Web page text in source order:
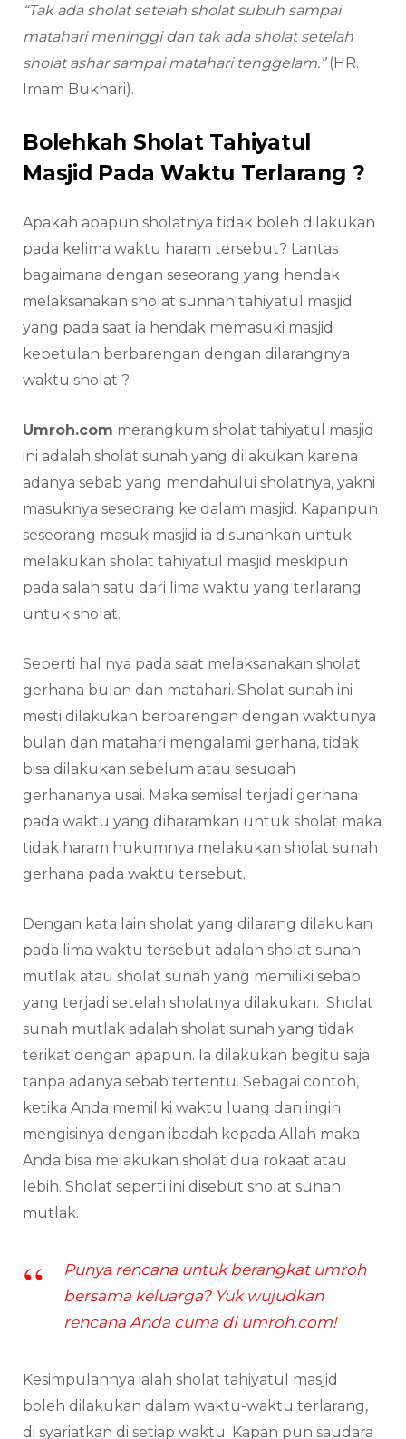
“Tak ada sholat setelah sholat subuh sampai
matahari meninggi dan tak ada sholat setelah
sholat ashar sampai matahari tenggelam.”(HR.
Imam Bukhari).
Bolehkah Sholat Tahiyatul
Masjid Pada Waktu Terlarang ?
Apakah apapun sholatnya tidak boleh dilakukan
pada kelima waktu haram tersebut? Lantas
bagaimana dengan seseorang yang hendak
melaksanakan sholat sunnah tahiyatul masjid
yang pada saat ia hendak memasuki masjid
kebetulan berbarengan dengan dilarangnya
waktu sholat ?
Umroh.com merangkum sholat tahiyatul masjid
ini adalah sholat sunah yang dilakukan karena
adanya sebab yang mendahului sholatnya, yakni
masuknya seseorang ke dalam masjid. Kapanpun
seseorang masuk masjid ia disunahkan untuk
melakukan sholat tahiyatul masjid meskipun
pada salah satu dari lima waktu yang terlarang
untuk sholat.
Seperti hal nya pada saat melaksanakan sholat
gerhana bulan dan matahari. Sholat sunah ini
mesti dilakukan berbarengan dengan waktunya
bulan dan matahari mengalami gerhana, tidak
bisa dilakukan sebelum atau sesudah
gerhananya usai. Maka semisal terjadi gerhana
pada waktu yang diharamkan untuk sholat maka
tidak haram hukumnya melakukan sholat sunah
gerhana pada waktu tersebut.
Dengan kata lain sholat yang dilarang dilakukan
pada lima waktu tersebut adalah sholat sunah
mutlak atau sholat sunah yang memiliki sebab
yang terjadi setelah sholatnya dilakukan. Sholat
sunah mutlak adalah sholat sunah yang tidak
terikat dengan apapun. Ia dilakukan begitu saja
tanpa adanya sebab tertentu. Sebagai contoh,
ketika Anda memiliki waktu luang dan ingin
mengisinya dengan ibadah kepada Allah maka
Anda bisa melakukan sholat dua rokaat atau
lebih. Sholat seperti ini disebut sholat sunah
mutlak.
Punya rencana untuk berangkat umroh
bersama keluarga? Yuk wujudkan
rencana Anda cuma di umroh.com!
Kesimpulannya ialah sholat tahiyatul masjid
boleh dilakukan dalam waktu-waktu terlarang,
di syariatkan di setiap waktu. Kapan pun saudara